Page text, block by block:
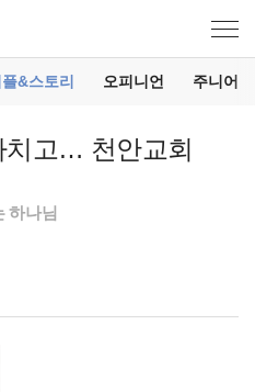
&스토리 오피니언 주니어
치고… 천안교회
하나님